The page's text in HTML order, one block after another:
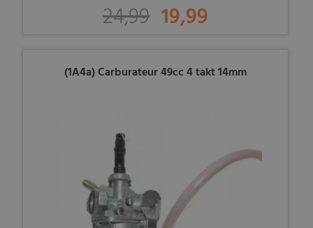
24,99 19,99
(1A4a) Carburateur 49cc 4 takt 14mm